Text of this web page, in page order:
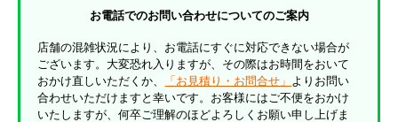
お電話でのお問い合わせについてのご案内
店舗の混雑状況により、お電話にすぐに対応できない場合が
ございます。大変恐れ入りますが、その際はお時間をおいて
おかけ直しいただくか、
「お見積り・お問合せ」 よりお問い
合わせいただけますと幸いです。お客様にはご不便をおかけ
いたしますが、何卒ご理解のほどよろしくお願い申し上げま